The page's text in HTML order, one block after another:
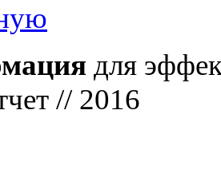
для
// 2016